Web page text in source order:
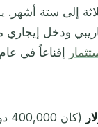
ودخل إيجاري
إقناعاً في عام 2026.